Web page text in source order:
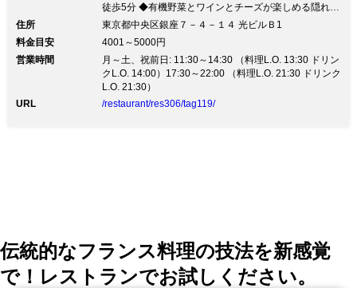
徒歩5分 ◆有機野菜とワインとチーズが楽しめる隠れ家
店 ◆洗練された色鮮やかなコース5000円～ご用意 ◆衛
温徹底、マスク着用 ご入店前の手指のアルコール消
毒、検温のお願い 店内換気・可能な限り席間を離して
のご案内 など、衛生面に最大限配慮して営業していま
す。 「美・健康・癒し」をコンセプトの【Ginsai 銀
座】 自社農園栽培の旬野菜やチーズを使ったフォトジ
住所
東京都中央区銀座７－４－１４ 光ビルＢ1
料金目安
4001～5000円
営業時間
月～土、祝前日: 11:30～14:30 （料理L.O. 13:30 ドリン
クL.O. 14:00）17:30～22:00 （料理L.O. 21:30 ドリンク
L.O. 21:30）
URL
/restaurant/res306/tag119/
伝統的なフランス料理の技法を新感覚
で！レストランでお試しください。